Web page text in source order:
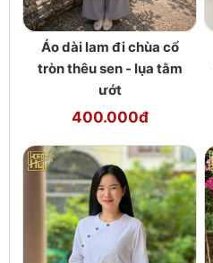
Áo dài lam đi chùa cổ
tròn thêu sen - lụa tằm
ướt
400.000đ